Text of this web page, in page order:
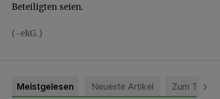
Beteiligten seien.
(-ekG.)
Meistgelesen Neueste Artikel Zum Thema